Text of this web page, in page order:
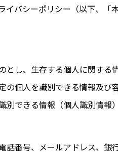
バシーポリシー（以下、「
とし、生存する個人に関する
個人を識別できる情報及び
できる情報（個人識別情報）
番号、メールアドレス、銀